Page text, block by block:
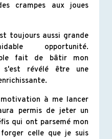
crampes aux joues
toujours aussi grande
opportunité.
fait de bâtir mon
s'est révélé être une
à me lancer
permis de jeter un
qui ont parsemé mon
celle que je suis